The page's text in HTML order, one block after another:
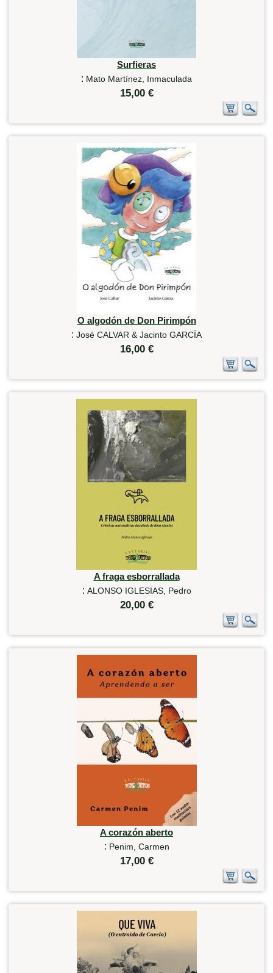
Surfieras
: Mato Martínez, Inmaculada
15,00 €
O algodón de Don Pirimpón
: José CALVAR & Jacinto GARCÍA
16,00 €
A fraga esborrallada
: ALONSO IGLESIAS, Pedro
20,00 €
A corazón aberto
: Penim, Carmen
17,00 €